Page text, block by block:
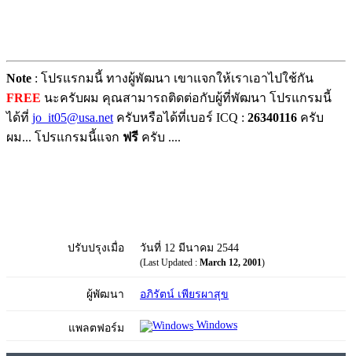
Note : โปรแรกมนี้ ทางผู้พัฒนา เขาแจกให้เราเอาไปใช้กัน
FREE นะครับผม คุณสามารถติดต่อกับผู้ที่พัฒนา โปรแกรมนี้
ได้ที่ jo_it05@usa.netครับหรือได้ที่เบอร์ ICQ : 26340116 ครับ
ผม... โปรแกรมนี้แจก ฟรี ครับ ....
ปรับปรุงเมื่อ วันที่ 12 มีนาคม 2544
(Last Updated : March 12, 2001)
ผู้พัฒนา อภิรัตน์ เพียรผาสุข
แพลตฟอร์ม Windows